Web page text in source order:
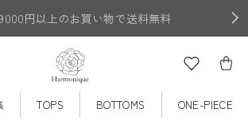
円以上のお買い物で送料無料
TOPS BOTTOMS ONE-PIECE